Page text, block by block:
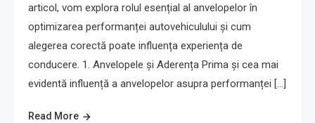
articol, vom explora rolul esențial al anvelopelor în
optimizarea performanței autovehiculului și cum
alegerea corectă poate influența experiența de
conducere. 1. Anvelopele și Aderența Prima și cea mai
evidentă influență a anvelopelor asupra performanței […]
Read More